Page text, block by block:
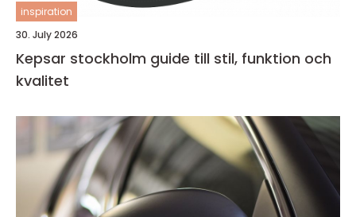
inspiration
30. July 2026
Kepsar stockholm guide till stil, funktion och
kvalitet